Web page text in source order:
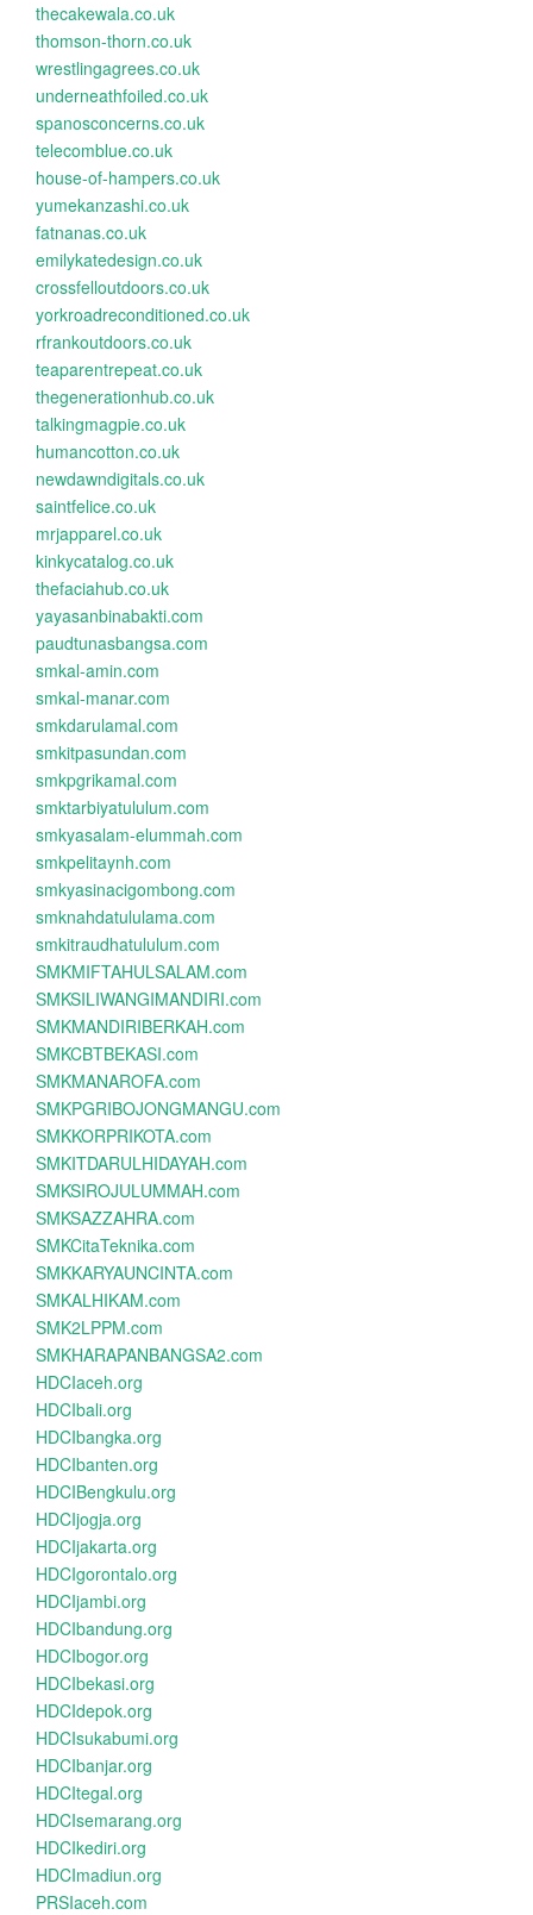
thecakewala.co.uk
thomson-thorn.co.uk
wrestlingagrees.co.uk
underneathfoiled.co.uk
spanosconcerns.co.uk
telecomblue.co.uk
house-of-hampers.co.uk
yumekanzashi.co.uk
fatnanas.co.uk
emilykatedesign.co.uk
crossfelloutdoors.co.uk
yorkroadreconditioned.co.uk
rfrankoutdoors.co.uk
teaparentrepeat.co.uk
thegenerationhub.co.uk
talkingmagpie.co.uk
humancotton.co.uk
newdawndigitals.co.uk
saintfelice.co.uk
mrjapparel.co.uk
kinkycatalog.co.uk
thefaciahub.co.uk
yayasanbinabakti.com
paudtunasbangsa.com
smkal-amin.com
smkal-manar.com
smkdarulamal.com
smkitpasundan.com
smkpgrikamal.com
smktarbiyatululum.com
smkyasalam-elummah.com
smkpelitaynh.com
smkyasinacigombong.com
smknahdatululama.com
smkitraudhatululum.com
SMKMIFTAHULSALAM.com
SMKSILIWANGIMANDIRI.com
SMKMANDIRIBERKAH.com
SMKCBTBEKASI.com
SMKMANAROFA.com
SMKPGRIBOJONGMANGU.com
SMKKORPRIKOTA.com
SMKITDARULHIDAYAH.com
SMKSIROJULUMMAH.com
SMKSAZZAHRA.com
SMKCitaTeknika.com
SMKKARYAUNCINTA.com
SMKALHIKAM.com
SMK2LPPM.com
SMKHARAPANBANGSA2.com
HDCIaceh.org
HDCIbali.org
HDCIbangka.org
HDCIbanten.org
HDCIBengkulu.org
HDCIjogja.org
HDCIjakarta.org
HDCIgorontalo.org
HDCIjambi.org
HDCIbandung.org
HDCIbogor.org
HDCIbekasi.org
HDCIdepok.org
HDCIsukabumi.org
HDCIbanjar.org
HDCItegal.org
HDCIsemarang.org
HDCIkediri.org
HDCImadiun.org
PRSIaceh.com